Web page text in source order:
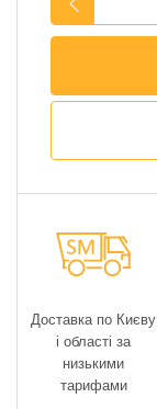
Доставка по Києву
і області за
низькими
тарифами